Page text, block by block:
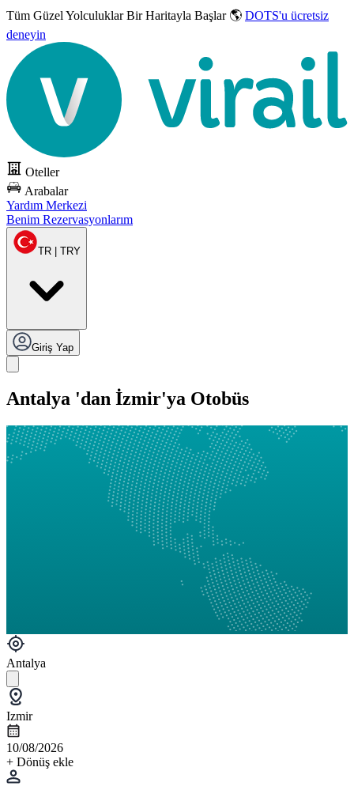
Tüm Güzel YolculuklarBir Haritayla Başlar 🌎 DOTS'u ücretsiz
deneyin
Oteller
Arabalar
Yardım Merkezi
Benim Rezervasyonlarım
TR | TRY
Giriş Yap
Antalya 'dan İzmir'ya Otobüs
Antalya
Izmir
10/08/2026
+ Dönüş ekle